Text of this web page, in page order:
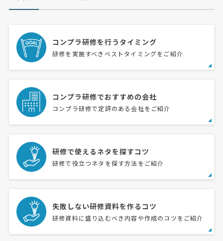
コンプラ研修を行うタイミング
研修を実施すべきベストタイミングをご紹介
コンプラ研修でおすすめの会社
コンプラ研修で定評のある会社をご紹介
研修で使えるネタを探すコツ
研修で役立つネタを探す方法をご紹介
失敗しない研修資料を作るコツ
研修資料に盛り込むべき内容や作成のコツをご紹介